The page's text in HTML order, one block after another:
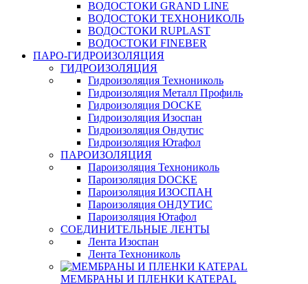
ВОДОСТОКИ GRAND LINE
ВОДОСТОКИ ТЕХНОНИКОЛЬ
ВОДОСТОКИ RUPLAST
ВОДОСТОКИ FINEBER
ПАРО-ГИДРОИЗОЛЯЦИЯ
ГИДРОИЗОЛЯЦИЯ
Гидроизоляция Технониколь
Гидроизоляция Металл Профиль
Гидроизоляция DOCKE
Гидроизоляция Изоспан
Гидроизоляция Ондутис
Гидроизоляция Ютафол
ПАРОИЗОЛЯЦИЯ
Пароизоляция Технониколь
Пароизоляция DOCKE
Пароизоляция ИЗОСПАН
Пароизоляция ОНДУТИС
Пароизоляция Ютафол
СОЕДИНИТЕЛЬНЫЕ ЛЕНТЫ
Лента Изоспан
Лента Технониколь
МЕМБРАНЫ И ПЛЕНКИ KATEPAL